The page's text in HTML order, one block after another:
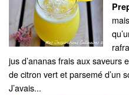
jus d’ananas frais aux saveurs
de citron vert et parsemé d’un
J’avais...